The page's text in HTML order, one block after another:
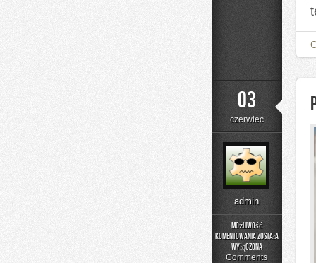
03
czerwiec
admin
Możliwość
komentowania
Poradnik
Rodzica
została
wyłączona
Comments